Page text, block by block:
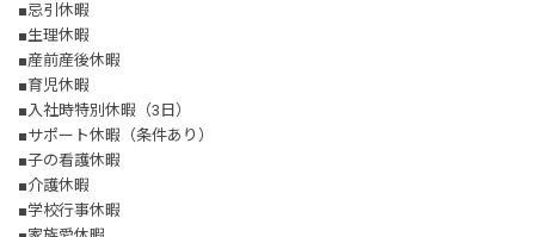
■忌引休暇
■生理休暇
■産前産後休暇
■育児休暇
■入社時特別休暇（3日）
■サポート休暇（条件あり）
■子の看護休暇
■介護休暇
■学校行事休暇